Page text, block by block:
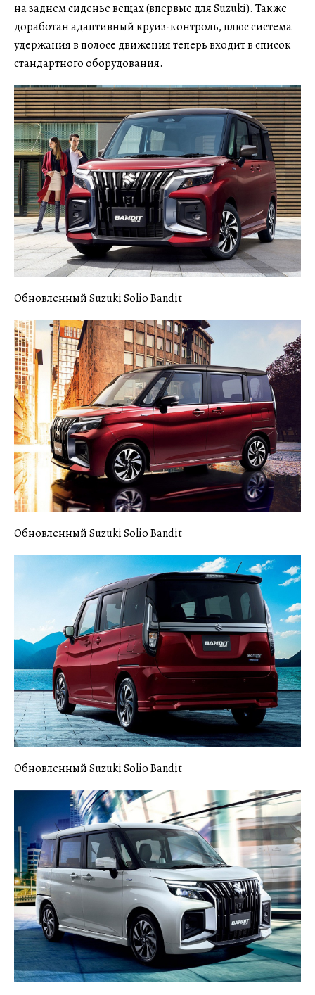
на заднем сиденье вещах (впервые для Suzuki). Также
доработан адаптивный круиз-контроль, плюс система
удержания в полосе движения теперь входит в список
стандартного оборудования.
Обновленный Suzuki Solio Bandit
Обновленный Suzuki Solio Bandit
Обновленный Suzuki Solio Bandit